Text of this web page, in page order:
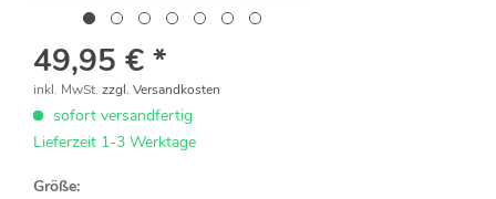
49,95 € *
inkl. MwSt. zzgl. Versandkosten
sofort versandfertig
Lieferzeit 1-3 Werktage
Größe: